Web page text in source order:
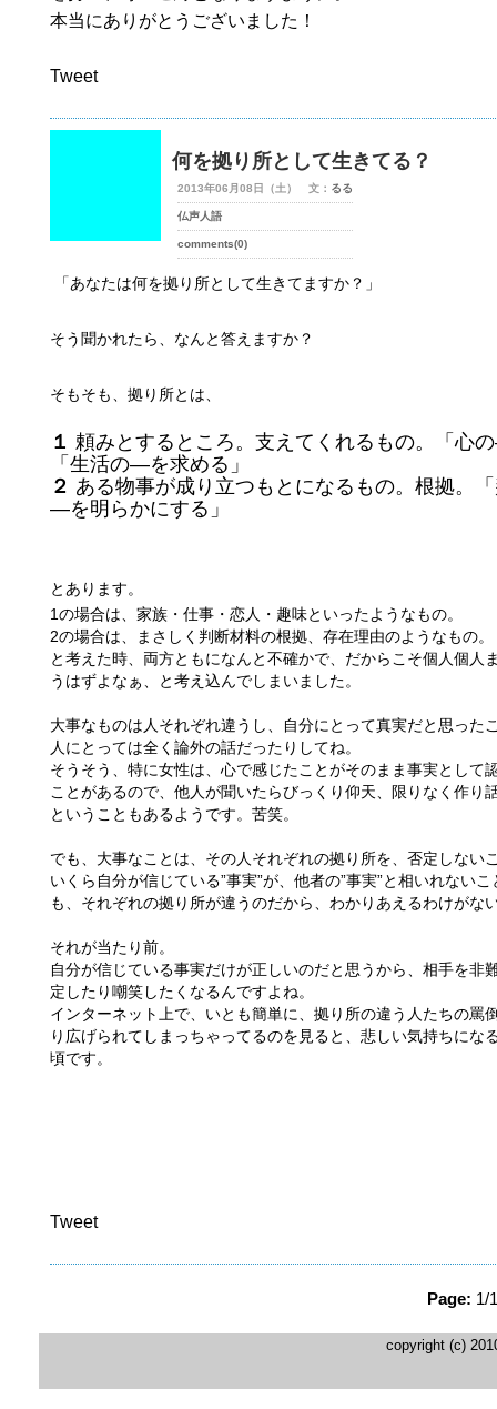
本当にありがとうございました！
Tweet
何を拠り所として生きてる？
2013年06月08日（土） 文： るる
仏声人語
comments(0)
「あなたは何を拠り所として生きてますか？」
そう聞かれたら、なんと答えますか？
そもそも、拠り所とは、
１ 頼みとするところ。支えてくれるもの。「心の
「生活の―を求める」
２ ある物事が成り立つもとになるもの。根拠。
―を明らかにする」
とあります。
1の場合は、家族・仕事・恋人・趣味といったようなもの。
2の場合は、まさしく判断材料の根拠、存在理由のようなもの。
と考えた時、両方ともになんと不確かで、だからこそ個人個人
うはずよなぁ、と考え込んでしまいました。
大事なものは人それぞれ違うし、自分にとって真実だと思った
人にとっては全く論外の話だったりしてね。
そうそう、特に女性は、心で感じたことがそのまま事実として
ことがあるので、他人が聞いたらびっくり仰天、限りなく作り
ということもあるようです。苦笑。
でも、大事なことは、その人それぞれの拠り所を、否定しない
いくら自分が信じている”事実”が、他者の”事実”と相いれない
も、それぞれの拠り所が違うのだから、わかりあえるわけがな
それが当たり前。
自分が信じている事実だけが正しいのだと思うから、相手を非
定したり嘲笑したくなるんですよね。
インターネット上で、いとも簡単に、拠り所の違う人たちの罵
り広げられてしまっちゃってるのを見ると、悲しい気持ちにな
頃です。
Tweet
Page:
copyright (c)